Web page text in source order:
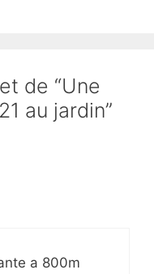
de “Une
au jardin”
a 800m